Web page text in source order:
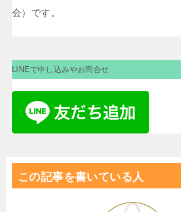
会）です。
LINEで申し込みやお問合せ
この記事を書いている人